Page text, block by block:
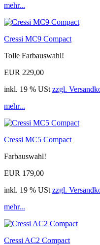
mehr...
Cressi MC9 Compact
Tolle Farbauswahl!
EUR 229,00
inkl. 19 % USt zzgl.
mehr...
Cressi MC5 Compact
Farbauswahl!
EUR 179,00
inkl. 19 % USt zzgl.
mehr...
Cressi AC2 Compact